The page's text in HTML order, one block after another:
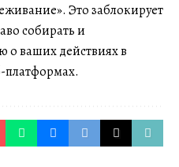
Это заблокирует
собирать и
о ваших действиях в
платформах.